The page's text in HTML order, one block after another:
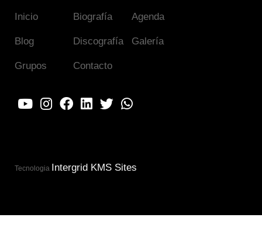
Inicio Biografía Agenda
Blog Discografía Galería
Grupos Contacto
Tecnologia Intergrid KMS Sites